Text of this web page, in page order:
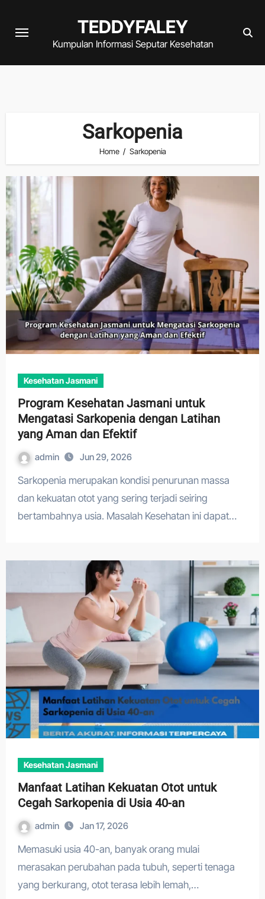
TEDDYFALEY
Kumpulan Informasi Seputar Kesehatan
Sarkopenia
Home Sarkopenia
Kesehatan Jasmani
Program Kesehatan Jasmani untuk
Mengatasi Sarkopenia dengan Latihan
yang Aman dan Efektif
admin Jun 29, 2026
Sarkopenia merupakan kondisi penurunan massa
dan kekuatan otot yang sering terjadi seiring
bertambahnya usia. Masalah Kesehatan ini dapat…
Kesehatan Jasmani
Manfaat Latihan Kekuatan Otot untuk
Cegah Sarkopenia di Usia 40-an
admin Jan 17, 2026
Memasuki usia 40-an, banyak orang mulai
merasakan perubahan pada tubuh, seperti tenaga
yang berkurang, otot terasa lebih lemah,…